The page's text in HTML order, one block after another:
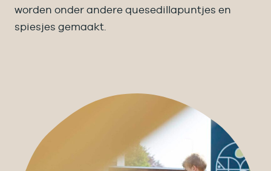
worden onder andere quesedillapuntjes en
spiesjes gemaakt.